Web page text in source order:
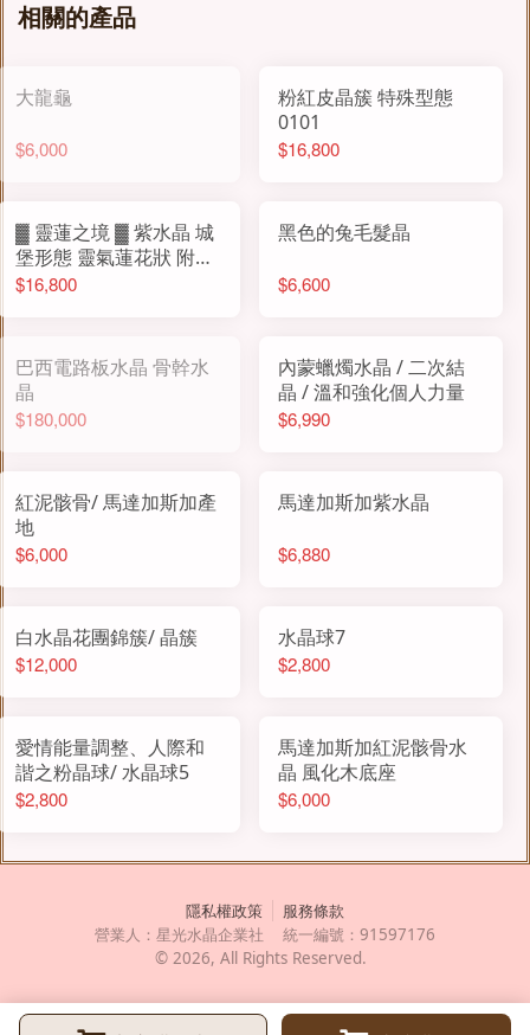
相關的產品
大龍龜
$6,000
粉紅皮晶簇 特殊型態
0101
$16,800
▓ 靈蓮之境 ▓ 紫水晶 城
堡形態 靈氣蓮花狀 附底
座
$16,800
黑色的兔毛髮晶
$6,600
巴西電路板水晶 骨幹水
晶
$180,000
內蒙蠟燭水晶 / 二次結
晶 / 溫和強化個人力量
$6,990
紅泥骸骨/ 馬達加斯加產
地
$6,000
馬達加斯加紫水晶
$6,880
白水晶花團錦簇/ 晶簇
$12,000
水晶球7
$2,800
愛情能量調整、人際和
諧之粉晶球/ 水晶球5
$2,800
馬達加斯加紅泥骸骨水
晶 風化木底座
$6,000
隱私權政策
服務條款
營業人： 星光水晶企業社 統一編號： 91597176
© 2026, All Rights Reserved.